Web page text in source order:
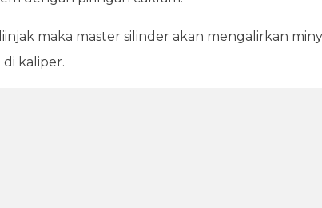
maka master silinder akan mengalirkan
kaliper.